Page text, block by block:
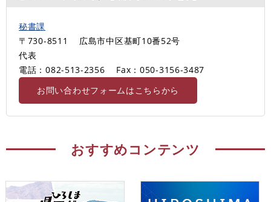
秘書課
〒730-8511
広島市中区基町10番52号
代表
電話：082-513-2356
Fax：050-3156-3487
お問い合わせフォームはこちらから
おすすめコンテンツ